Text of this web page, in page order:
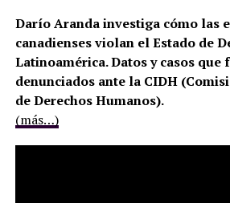
Darío Aranda investiga cómo las
canadienses violan el Estado de
Latinoamérica. Datos y casos que
denunciados ante la CIDH
de Derechos Humanos).
(más…)